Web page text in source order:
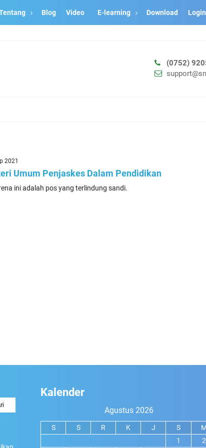
Blog Video E-learning Download Login
(0752)
2021
Umum Penjaskes Dalam Pendidikan
ini adalah pos yang terlindung sandi.
Kalender
Agustus 2026
S S R K J S
M
1
2